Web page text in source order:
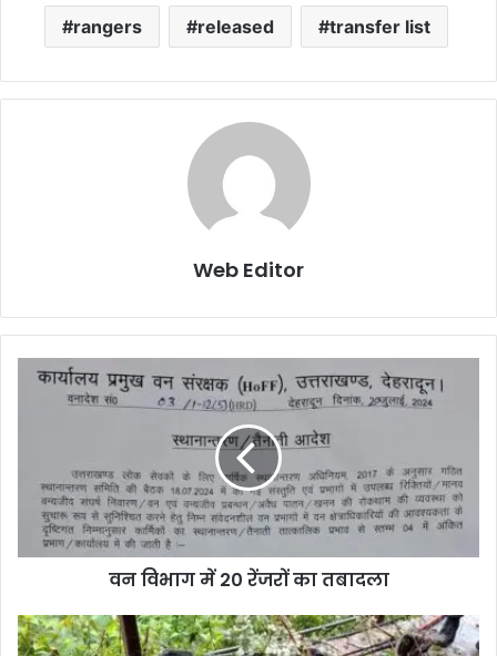
rangers released transfer list
Web Editor
वन विभाग में 20 रेंजरों का तबादला